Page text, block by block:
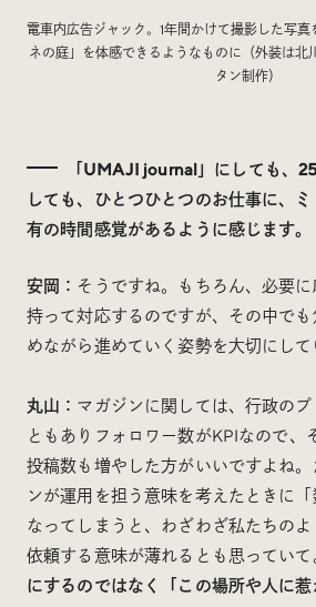
電車内広告ジャック。1年間かけて撮影した写
ネの庭」を体感できるようなものに（外装は北
タン制作）
「UMAJI journal」にしても、
しても、ひとつひとつのお仕事に、
有の時間感覚があるように感じます。
安岡： そうですね。もちろん、必要
持って対応するのですが、その中で
めながら進めていく姿勢を大切にして
丸山： マガジンに関しては、行政の
ともありフォロワー数がKPIなので、
投稿数も増やした方がいいですよね
ンが運用を担う意味を考えたときに
なってしまうと、わざわざ私たちの
依頼する意味が薄れるとも思っていて
にするのではなく「この場所や人に